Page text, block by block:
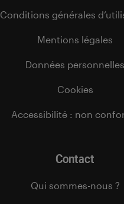
Conditions générales
Mentions légales
Données personnelles
Cookies
Accessibilité : non
Contact
Qui sommes-nous ?